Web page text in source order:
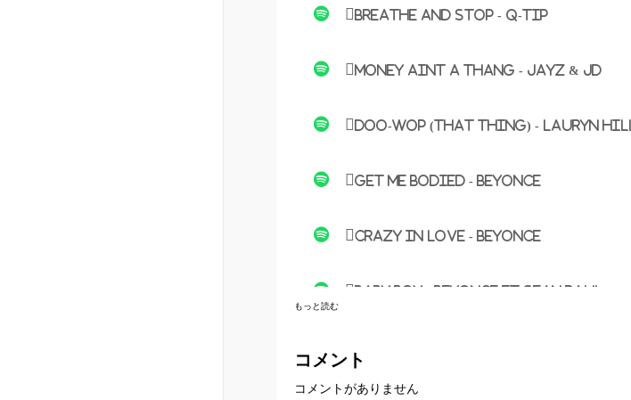
Breathe And Stop - Q-Tip
Money Aint A Thang - JayZ & JD
Doo-Wop (That Thing) - Lauryn Hill
Get Me Bodied - Beyonce
Crazy In Love - Beyonce
もっと読む
コメント
コメントがありません